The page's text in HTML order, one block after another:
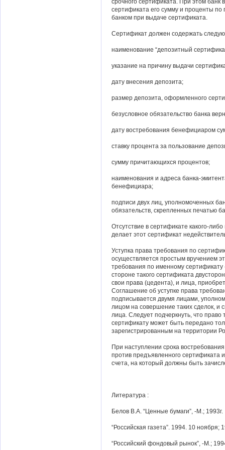
срочного сертификата. При этом банк
сертификата его сумму и проценты
банком при выдаче сертификата.
Сертификат должен содержать
наименование “депозитный
указание на причину выдачи
дату внесения депозита;
размер депозита, оформленного
безусловное обязательство банка
дату востребования бенефициаром
ставку процента за пользование
сумму причитающихся процентов;
наименования и адреса банка-
бенефициара;
подписи двух лиц, уполномоченных
обязательств, скрепленных печатью
Отсутствие в сертификате какого-
делает этот сертификат
Уступка права требования по
осуществляется простым вручением
требования по именному
стороне такого сертификата
свои права (цедента), и лица,
Соглашение об уступке права
подписывается двумя лицами,
лицом на совершение таких сделок, и
лица. Следует подчеркнуть, что
сертификату может быть передано
зарегистрированным на территории
При наступлении срока
против предъявленного сертификата
счета, на который должны быть
Литература :
Белов В.А. “Ценные бумаги”, -М.; 1993г.
“Российская газета”. 1994. 10 ноября;
“Российский фондовый рынок”, -М.;